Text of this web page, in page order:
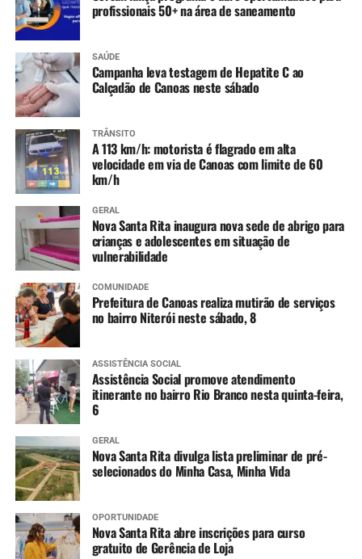
profissionais 50+ na área de saneamento
SAÚDE
Campanha leva testagem de Hepatite C ao
Calçadão de Canoas neste sábado
TRÂNSITO
A 113 km/h: motorista é flagrado em alta
velocidade em via de Canoas com limite de 60
km/h
GERAL
Nova Santa Rita inaugura nova sede de abrigo para
crianças e adolescentes em situação de
vulnerabilidade
COMUNIDADE
Prefeitura de Canoas realiza mutirão de serviços
no bairro Niterói neste sábado, 8
ASSISTÊNCIA SOCIAL
Assistência Social promove atendimento
itinerante no bairro Rio Branco nesta quinta-feira,
6
GERAL
Nova Santa Rita divulga lista preliminar de pré-
selecionados do Minha Casa, Minha Vida
OPORTUNIDADE
Nova Santa Rita abre inscrições para curso
gratuito de Gerência de Loja